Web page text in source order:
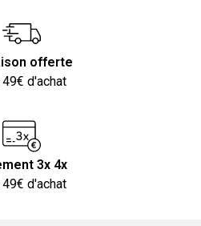
offerte
d'achat
3x 4x
d'achat